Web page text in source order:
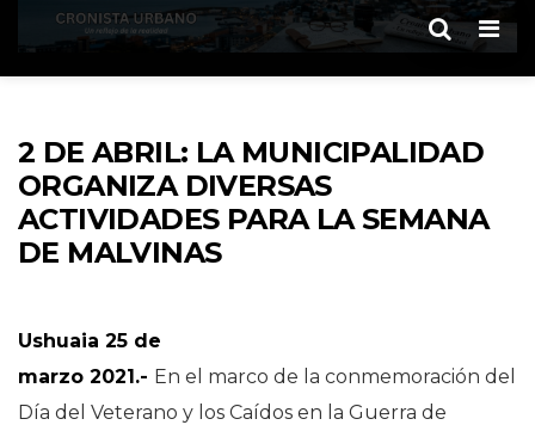
2 DE ABRIL: LA MUNICIPALIDAD
ORGANIZA DIVERSAS
ACTIVIDADES PARA LA SEMANA
DE MALVINAS
Ushuaia 25 de
marzo 2021.- En el marco de la conmemoración del
Día del Veterano y los Caídos en la Guerra de